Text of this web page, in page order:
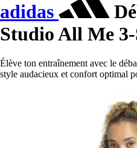
adidas
Studio All Me
Élève ton entraînement avec le
style audacieux et confort optimal